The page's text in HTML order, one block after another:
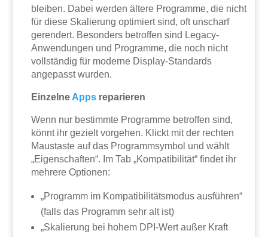
bleiben. Dabei werden ältere Programme, die nicht
für diese Skalierung optimiert sind, oft unscharf
gerendert. Besonders betroffen sind Legacy-
Anwendungen und Programme, die noch nicht
vollständig für moderne Display-Standards
angepasst wurden.
Einzelne Apps reparieren
Wenn nur bestimmte Programme betroffen sind,
könnt ihr gezielt vorgehen. Klickt mit der rechten
Maustaste auf das Programmsymbol und wählt
„Eigenschaften“. Im Tab „Kompatibilität“ findet ihr
mehrere Optionen:
„Programm im Kompatibilitätsmodus ausführen“
(falls das Programm sehr alt ist)
„Skalierung bei hohem DPI-Wert außer Kraft